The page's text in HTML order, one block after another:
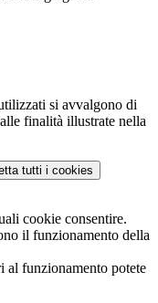
si avvalgono di
finalità illustrate nella
tutti i cookies
cookie consentire.
il funzionamento della
al funzionamento potete